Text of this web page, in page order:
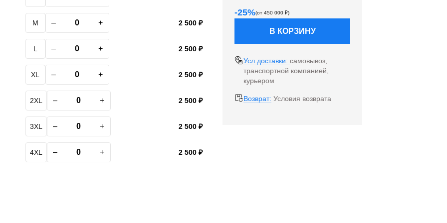
M – + 2 500 ₽
L – + 2 500 ₽
XL – + 2 500 ₽
2XL – + 2 500 ₽
3XL – + 2 500 ₽
4XL – + 2 500 ₽
-25%(от450 000 ₽)
В КОРЗИНУ
Усл.доставки:самовывоз,
транспортной компанией,
курьером
Возврат: Условия возврата